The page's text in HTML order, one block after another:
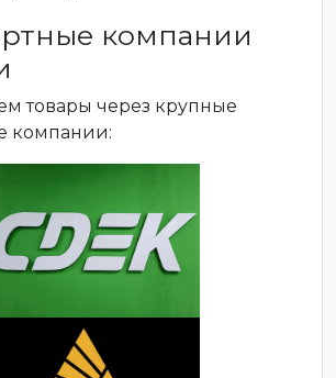
компании
товары через крупные
компании: